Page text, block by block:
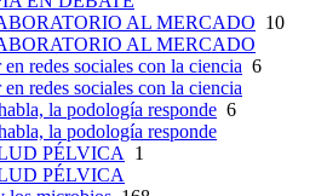
AL MERCADO 10
AL MERCADO
redes sociales con la ciencia 6
redes sociales con la ciencia
la podología responde 6
la podología responde
PÉLVICA 1
PÉLVICA